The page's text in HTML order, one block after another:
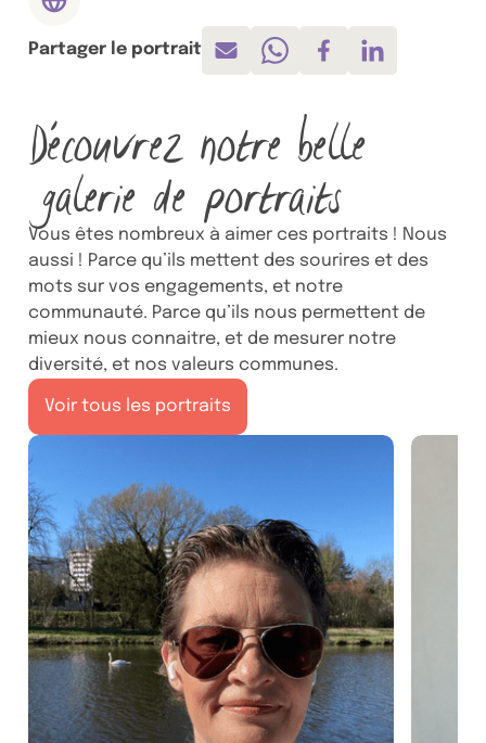
Site internet, ouvre dans un nouvel onglet
Partager le portrait Envoyer par mail
Partager sur Whatsapp
Partager sur
Partager sur
Découvrez notre belle
galerie de portraits
Vous êtes nombreux à aimer ces portraits ! Nous
aussi ! Parce qu’ils mettent des sourires et des
mots sur vos engagements, et notre
communauté. Parce qu’ils nous permettent de
mieux nous connaitre, et de mesurer notre
diversité, et nos valeurs communes.
Voir tous les portraits